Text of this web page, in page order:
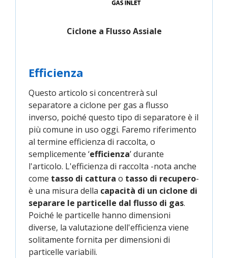
Ciclone a Flusso Assiale
Efficienza
Questo articolo si concentrerà sul
separatore a ciclone per gas a flusso
inverso, poiché questo tipo di separatore è il
più comune in uso oggi. Faremo riferimento
al termine efficienza di raccolta, o
semplicemente ‘efficienza’ durante
l'articolo. L'efficienza di raccolta -nota anche
come tasso di cattura o tasso di recupero-
è una misura della capacità di un ciclone di
separare le particelle dal flusso di gas.
Poiché le particelle hanno dimensioni
diverse, la valutazione dell'efficienza viene
solitamente fornita per dimensioni di
particelle variabili.